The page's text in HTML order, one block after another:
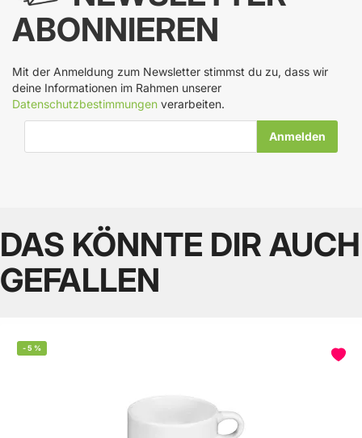
ABONNIEREN
Mit der Anmeldung zum Newsletter stimmst du zu, dass wir
deine Informationen im Rahmen unserer
Datenschutzbestimmungen verarbeiten.
DAS KÖNNTE DIR AUCH
GEFALLEN
-5 %